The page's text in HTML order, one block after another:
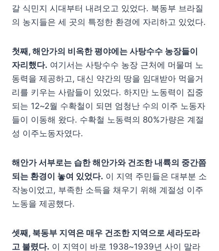
갈 식민지 시대부터 내려오고 있었다. 북동부 브라질
의 농지들은 세 곳의 특정한 환경에 자리하고 있었다.
첫째, 해안가의 비옥한 평야에는 사탕수수 농장들이
자리했다. 여기서는 사탕수수 농장 근처에 머물며 노
동력을 제공하고, 대신 약간의 땅을 임대받아 먹을거
리를 키우는 사람들이 있었다. 하지만 노동력이 집중
되는 12~2월 수확철이 되면 엄청난 수의 이주 노동자
들이 이동해 왔다. 수확철 노동력의 80%가량은 계절
성 이주노동자였다.
해안가 서부로는 습한 해안가와 건조한 내륙의 중간쯤
되는 환경이 놓여 있었다. 이 지역 주민들은 대부분 소
작농이었고, 부족한 소득을 채우기 위해 계절성 이주
노동을 제공했다.
셋째, 북동부 지역은 매우 건조한 지역으로 세라도라
고 불렸다. 이 지역이 바로 1938~1939년 사이 말라